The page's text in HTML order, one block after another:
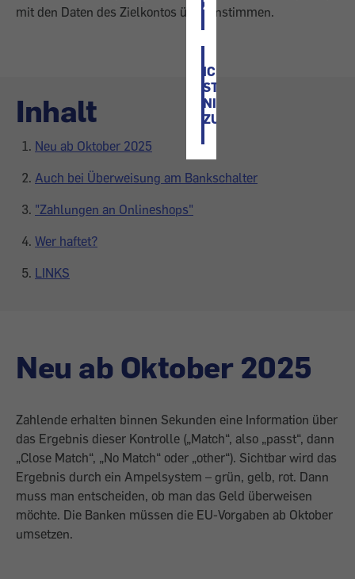
ZU
ICH
STIMME
NICHT
ZU
mit den Daten des Zielkontos übereinstimmen.
Inhalt
Neu ab Oktober 2025
Auch bei Überweisung am Bankschalter
"Zahlungen an Onlineshops"
Wer haftet?
LINKS
Neu ab Oktober 2025
Zahlende erhalten binnen Sekunden eine Information über
das Ergebnis dieser Kontrolle („Match“, also „passt“, dann
„Close Match“, „No Match“ oder „other“). Sichtbar wird das
Ergebnis durch ein Ampelsystem – grün, gelb, rot. Dann
muss man entscheiden, ob man das Geld überweisen
möchte. Die Banken müssen die EU-Vorgaben ab Oktober
umsetzen.